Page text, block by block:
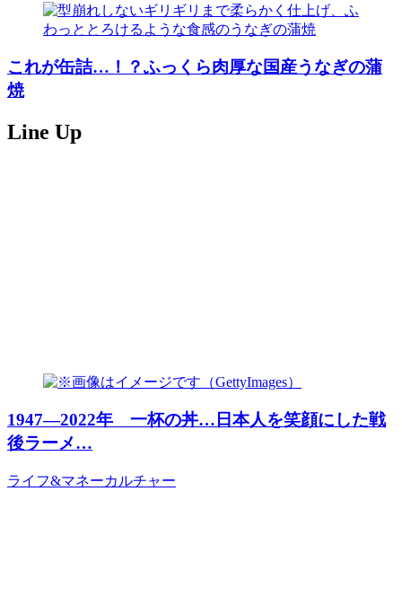
これが缶詰…！？ふっくら肉厚な国産うなぎの蒲
焼
Line Up
1947―2022年 一杯の丼…日本人を笑顔にした戦
後ラーメ…
ライフ&マネーカルチャー